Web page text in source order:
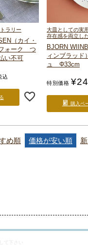
ラリー
（カイ・
ォーク つ
い不可
込
大皿としての実
存在感を両立し
BJORN
ィンブラッド）
ュ Φ33cm
特別価格 ¥
購入ペ
め順 価格が安い順